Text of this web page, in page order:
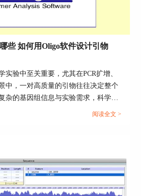
相对传统，但功能逻辑清
测序模拟流程为例，逐步
进行测序预测。
点击菜单栏的：
些 如何用Oligo软件设计引物
实验中至关重要，尤其在PCR扩增、
中，一对高质量的引物往往决定整个
杂的基因组信息与实验需求，科学合
科研人员必备的技能。Oligo软件作为
软件设计引物”这一主题，深入讲
、Oligo操作方法，帮助科研人员提高
。...
阅读全文 >